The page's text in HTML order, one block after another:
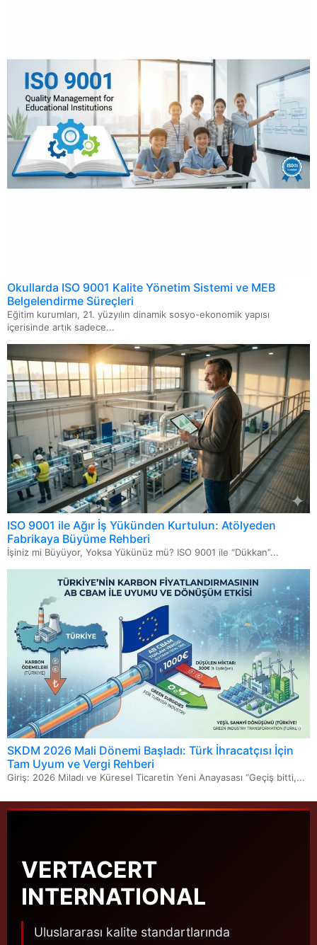
ISO 20000 Bilgi Teknolojileri Hizmet Yönetimi Sistemi
ISO 22716 Kozmetik GMP-İyi Üretim Uygulamaları
Okullarda ISO 9001 Kalite Yönetim Sistemi ve MEB
Belgelendirme Süreçleri
Eğitim kurumları, 21. yüzyılın dinamik sosyo-ekonomik yapısı
içerisinde artık sadece...
ISO 9001 ile Ağır İş Yükünden Kurtulun: Atölyeden
Fabrikaya Büyüme Rehberi
İşiniz mi Büyüyor, Yoksa Yükünüz mü? ISO 9001 ile “Dükkan”...
SKDM 2026 Mali Dönemi Başladı: Türk İhracatçısı İçin
Tam Uyum ve Vergi Rehberi
Giriş: 2026 Miladı ve Küresel Ticaretin Yeni Anayasası “Geçiş bitti,...
VERTACERT
INTERNATIONAL
Uluslararası kalite standartlarında